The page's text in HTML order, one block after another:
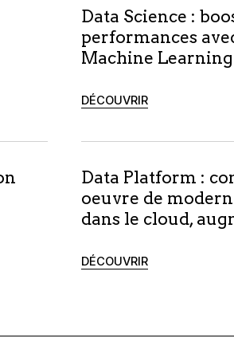
Data Science :
performances
Machine Learning
DÉCOUVRIR
Data Platform :
oeuvre de
dans le cloud,
DÉCOUVRIR